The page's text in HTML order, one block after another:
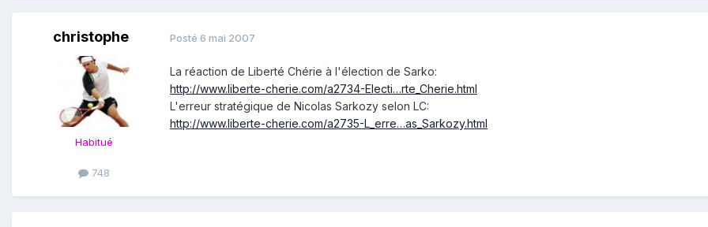
christophe
Habitué
748
Posté 6 mai 2007
La réaction de Liberté Chérie à l'élection de Sarko:
http://www.liberte-cherie.com/a2734-Electi…rte_Cherie.html
L'erreur stratégique de Nicolas Sarkozy selon LC:
http://www.liberte-cherie.com/a2735-L_erre…as_Sarkozy.html